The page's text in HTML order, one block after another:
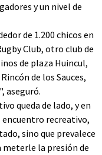
y un nivel de
de 1.200 chicos en
Club, otro club de
de plaza Huincul,
de los Sauces,
aseguró.
queda de lado, y en
encuentro recreativo,
sino que prevalece
meterle la presión de